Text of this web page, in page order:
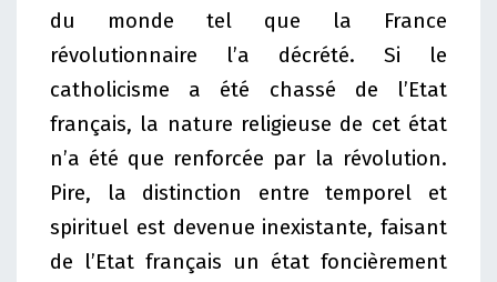
du monde tel que la France
révolutionnaire l’a décrété. Si le
catholicisme a été chassé de l’Etat
français, la nature religieuse de cet état
n’a été que renforcée par la révolution.
Pire, la distinction entre temporel et
spirituel est devenue inexistante, faisant
de l’Etat français un état foncièrement